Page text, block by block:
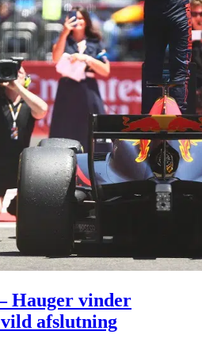
Hauger vinder
afslutning